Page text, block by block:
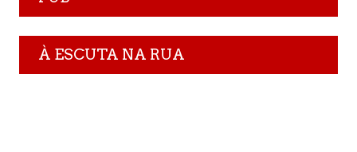
À ESCUTA NA RUA